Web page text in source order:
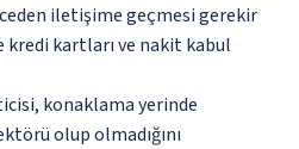
iletişime geçmesi gerekir
kredi kartları ve nakit kabul
konaklama yerinde
olup olmadığını